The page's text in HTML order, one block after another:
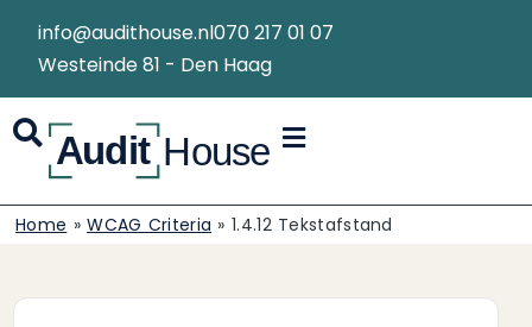
info@audithouse.nl070 217 01 07
Westeinde 81 - Den Haag
Home »WCAG Criteria »1.4.12 Tekstafstand